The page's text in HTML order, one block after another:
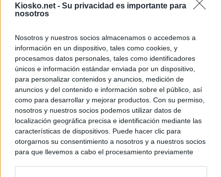
Kiosko.net - Su privacidad es importante para
nosotros
Nosotros y nuestros socios almacenamos o accedemos a
información en un dispositivo, tales como cookies, y
procesamos datos personales, tales como identificadores
únicos e información estándar enviada por un dispositivo,
para personalizar contenidos y anuncios, medición de
anuncios y del contenido e información sobre el público, así
como para desarrollar y mejorar productos. Con su permiso,
nosotros y nuestros socios podemos utilizar datos de
localización geográfica precisa e identificación mediante las
características de dispositivos. Puede hacer clic para
otorgarnos su consentimiento a nosotros y a nuestros socios
para que llevemos a cabo el procesamiento previamente